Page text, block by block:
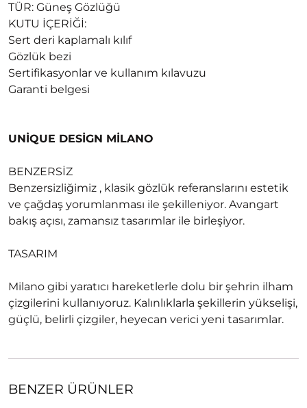
TÜR: Güneş Gözlüğü
KUTU İÇERİĞİ:
Sert deri kaplamalı kılıf
Gözlük bezi
Sertifikasyonlar ve kullanım kılavuzu
Garanti belgesi
UNİQUE DESİGN MİLANO
BENZERSİZ
Benzersizliğimiz , klasik gözlük referanslarını estetik
ve çağdaş yorumlanması ile şekilleniyor. Avangart
bakış açısı, zamansız tasarımlar ile birleşiyor.
TASARIM
Milano gibi yaratıcı hareketlerle dolu bir şehrin ilham
çizgilerini kullanıyoruz. Kalınlıklarla şekillerin yükselişi,
güçlü, belirli çizgiler, heyecan verici yeni tasarımlar.
BENZER ÜRÜNLER